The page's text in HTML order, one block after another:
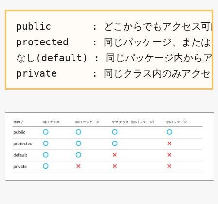
public       : どこからでもアクセス可
protected    : 同じパッケージ、またはサ
なし(default) : 同じパッケージ内からア